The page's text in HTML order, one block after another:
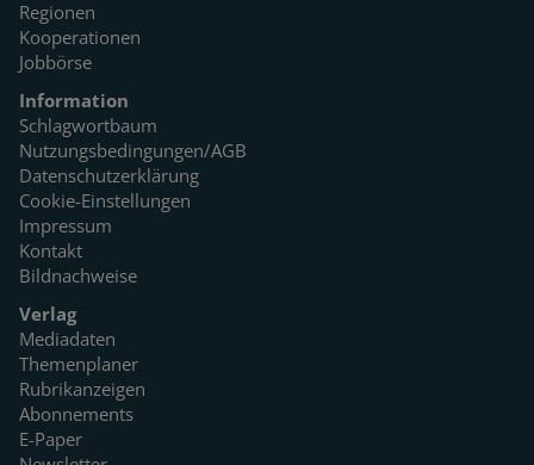
Regionen
Kooperationen
Jobbörse
Information
Schlagwortbaum
Nutzungsbedingungen/AGB
Datenschutzerklärung
Cookie-Einstellungen
Impressum
Kontakt
Bildnachweise
Verlag
Mediadaten
Themenplaner
Rubrikanzeigen
Abonnements
E-Paper